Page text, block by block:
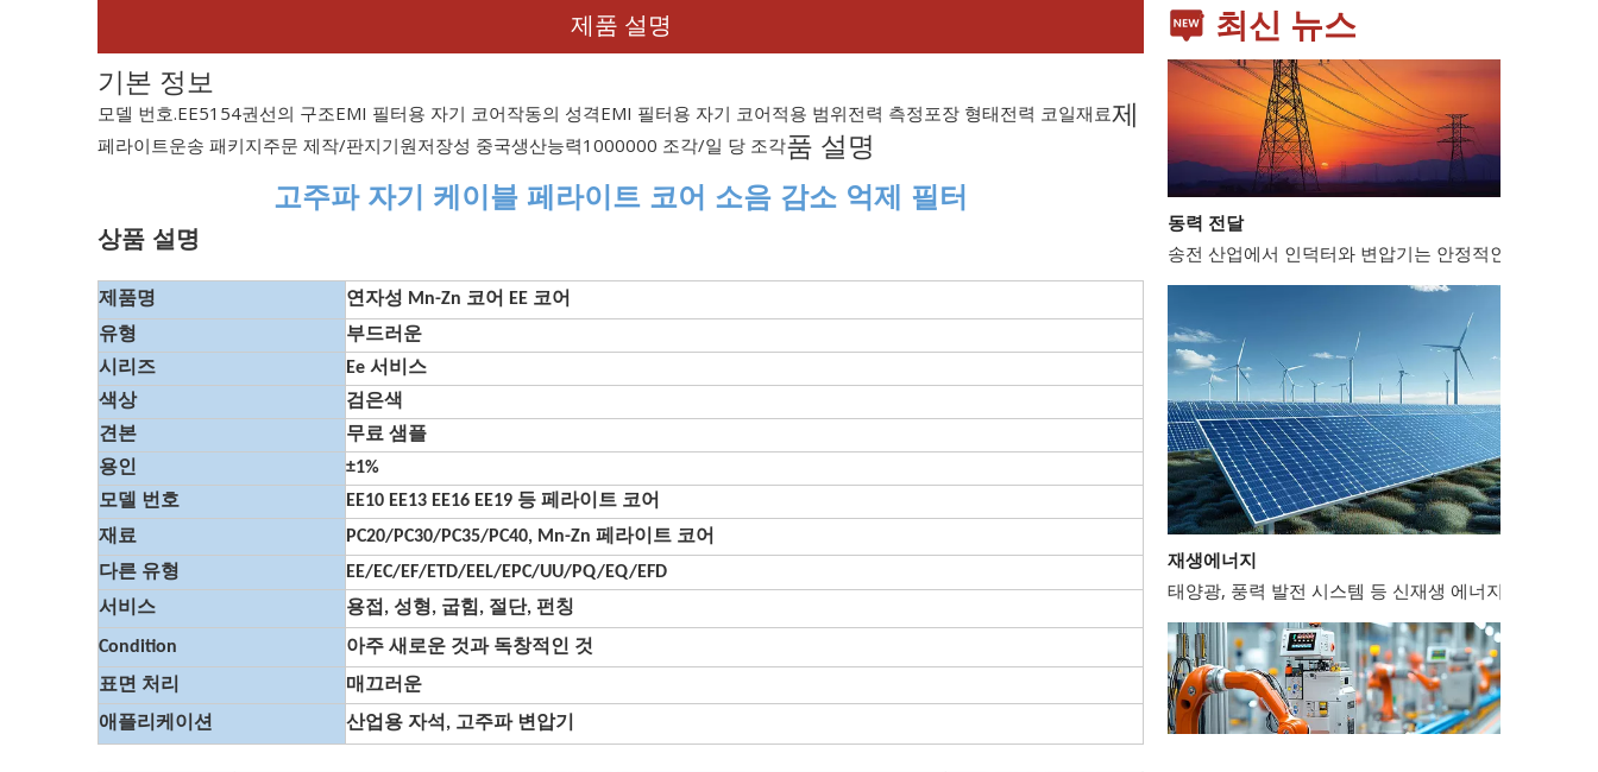
제품 설명
기본 정보
모델 번호.EE5154권선의 구조EMI 필터용 자기 코어작동의 성격EMI 필터용 자기 코어적용 범위전력 측정포장 형태전력 코일재료
페라이트운송 패키지주문 제작/판지기원저장성 중국생산능력1000000 조각/일 당 조각
제
품 설명
고주파 자기 케이블 페라이트 코어 소음 감소 억제 필터
상품 설명
제품명
연자성 Mn-Zn 코어 EE 코어
유형
부드러운
시리즈
Ee 서비스
색상
검은색
견본
무료 샘플
용인
±1%
모델 번호
EE10 EE13 EE16 EE19 등 페라이트 코어
재료
PC20/PC30/PC35/PC40, Mn-Zn 페라이트 코어
다른 유형
EE/EC/EF/ETD/EEL/EPC/UU/PQ/EQ/EFD
서비스
용접, 성형, 굽힘, 절단, 펀칭
Condition
아주 새로운 것과 독창적인 것
표면 처리
매끄러운
애플리케이션
산업용 자석, 고주파 변압기
최신 뉴스
동력 전달
송전 산업에서 인덕터와 변압기는 안정적인 전력망
재생에너지
태양광, 풍력 발전 시스템 등 신재생 에너지 분야에서